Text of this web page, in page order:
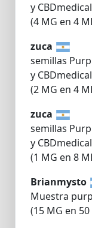
y
(4 MG en 4
zuca
semillas
y
(2 MG en 4
zuca
semillas
y
(1 MG en 8
Brianmysto
Muestra
(15 MG en